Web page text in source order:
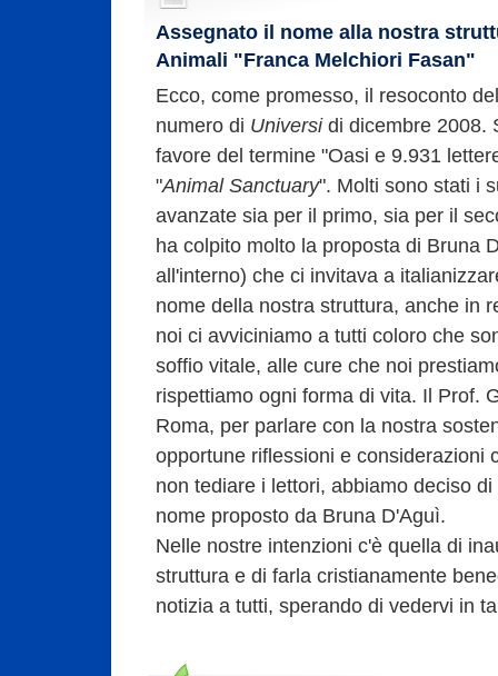
Assegnato il nome alla nostra
Animali "Franca Melchiori Fasan"
Ecco, come promesso, il resoconto
numero di Universidi dicembre 2008.
favore del termine "Oasi e 9.931
"Animal Sanctuary". Molti sono stati i
avanzate sia per il primo, sia per il
ha colpito molto la proposta di Bruna
all'interno) che ci invitava a
nome della nostra struttura, anche in
noi ci avviciniamo a tutti coloro che
soffio vitale, alle cure che noi
rispettiamo ogni forma di vita. Il Prof.
Roma, per parlare con la nostra
opportune riflessioni e considerazioni
non tediare i lettori, abbiamo deciso
nome proposto da Bruna D'Aguì.
Nelle nostre intenzioni c'è quella di
struttura e di farla cristianamente
notizia a tutti, sperando di vedervi in